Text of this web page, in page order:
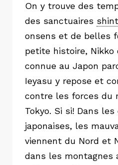
On y trouve des
des sanctuaires
onsens et de belles
petite histoire,
connue au Japon
Ieyasu y repose et
contre les forces du
Tokyo. Si si! Dans les
japonaises, les
viennent du Nord et
dans les montagnes